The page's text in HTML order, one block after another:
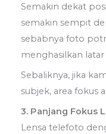
Semakin dekat
semakin sempit
sebabnya foto
menghasilkan
Sebaliknya, jika
subjek, area fokus
3. Panjang Fokus
Lensa telefoto